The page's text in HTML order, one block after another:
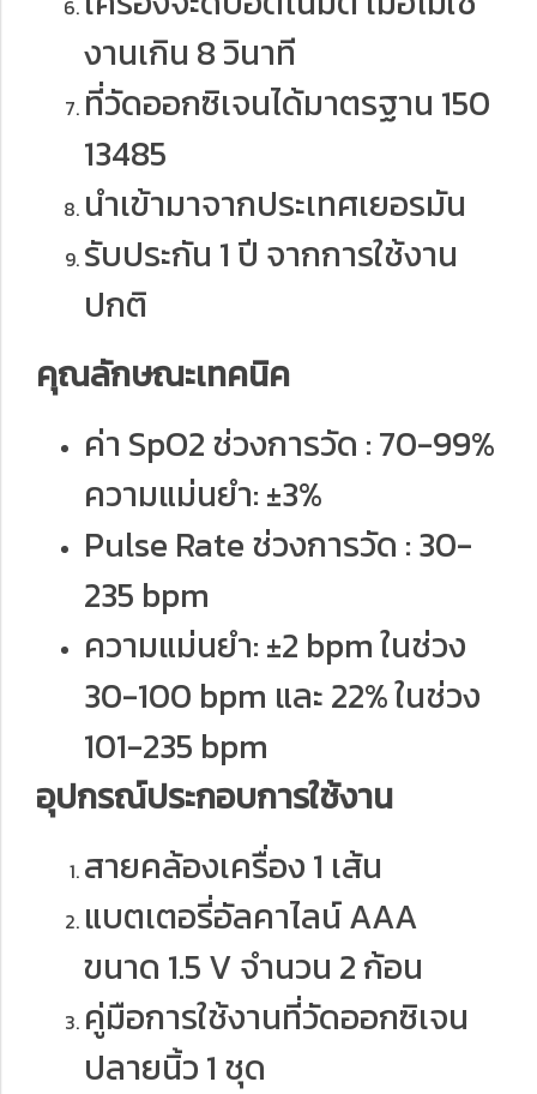
งานเกิน 8 วินาที
ที่วัดออกซิเจนได้มาตรฐาน 150
13485
นำเข้ามาจากประเทศเยอรมัน
รับประกัน 1 ปี จากการใช้งาน
ปกติ
คุณลักษณะเทคนิค
ค่า SpO2 ช่วงการวัด : 70-99%
ความแม่นยำ: ±3%
Pulse Rate ช่วงการวัด : 30-
235 bpm
ความแม่นยำ: ±2 bpm ในช่วง
30-100 bpm และ 22% ในช่วง
101-235 bpm
อุปกรณ์ประกอบการใช้งาน
สายคล้องเครื่อง 1 เส้น
แบตเตอรี่อัลคาไลน์ AAA
ขนาด 1.5 V จำนวน 2 ก้อน
คู่มือการใช้งานที่วัดออกซิเจน
ปลายนิ้ว 1 ชุด